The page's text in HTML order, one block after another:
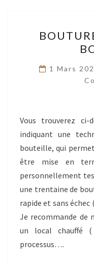
1 Mars
Vous trouverez ci-
indiquant une
bouteille, qui
être mise en
personnellement
une trentaine de
rapide et sans échec
Je recommande de
un local chauffé
processus….